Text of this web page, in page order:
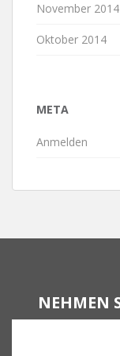
November 2014
Oktober 2014
META
Anmelden
NEHMEN